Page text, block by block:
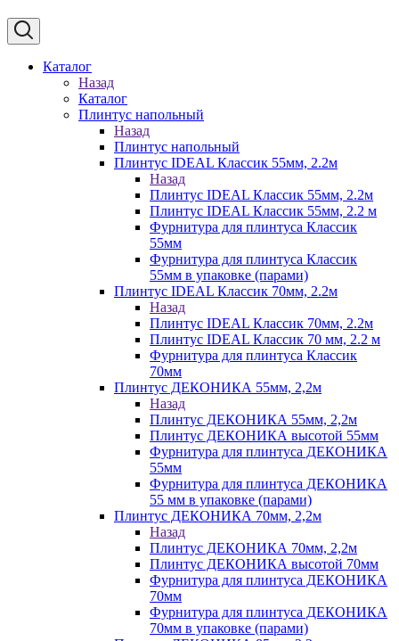
Каталог
Назад
Каталог
Плинтус напольный
Назад
Плинтус напольный
Плинтус IDEAL Классик 55мм, 2.2м
Назад
Плинтус IDEAL Классик 55мм, 2.2м
Плинтус IDEAL Классик 55мм, 2.2 м
Фурнитура для плинтуса Классик
55мм
Фурнитура для плинтуса Классик
55мм в упаковке (парами)
Плинтус IDEAL Классик 70мм, 2.2м
Назад
Плинтус IDEAL Классик 70мм, 2.2м
Плинтус IDEAL Классик 70 мм, 2.2 м
Фурнитура для плинтуса Классик
70мм
Плинтус ДЕКОНИКА 55мм, 2,2м
Назад
Плинтус ДЕКОНИКА 55мм, 2,2м
Плинтус ДЕКОНИКА высотой 55мм
Фурнитура для плинтуса ДЕКОНИКА
55мм
Фурнитура для плинтуса ДЕКОНИКА
55 мм в упаковке (парами)
Плинтус ДЕКОНИКА 70мм, 2,2м
Назад
Плинтус ДЕКОНИКА 70мм, 2,2м
Плинтус ДЕКОНИКА высотой 70мм
Фурнитура для плинтуса ДЕКОНИКА
70мм
Фурнитура для плинтуса ДЕКОНИКА
70мм в упаковке (парами)